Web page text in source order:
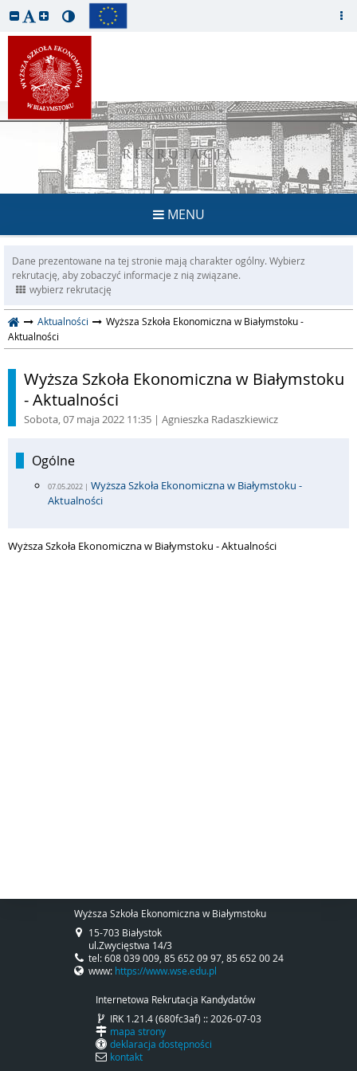
REKRUTACJA
MENU
Dane prezentowane na tej stronie mają charakter ogólny. Wybierz
rekrutację, aby zobaczyć informacje z nią związane.
wybierz rekrutację
Aktualności
Wyższa Szkoła Ekonomiczna w Białymstoku -
Aktualności
Wyższa Szkoła Ekonomiczna w Białymstoku
- Aktualności
Sobota, 07 maja 2022 11:35 | Agnieszka Radaszkiewicz
Ogólne
07.05.2022 | Wyższa Szkoła Ekonomiczna w Białymstoku -
Aktualności
Wyższa Szkoła Ekonomiczna w Białymstoku - Aktualności
Wyższa Szkoła Ekonomiczna w Białymstoku
15-703 Białystok
ul.Zwycięstwa 14/3
tel: 608 039 009, 85 652 09 97, 85 652 00 24
www: https://www.wse.edu.pl
Internetowa Rekrutacja Kandydatów
IRK 1.21.4 (680fc3af) :: 2026-07-03
mapa strony
deklaracja dostępności
kontakt